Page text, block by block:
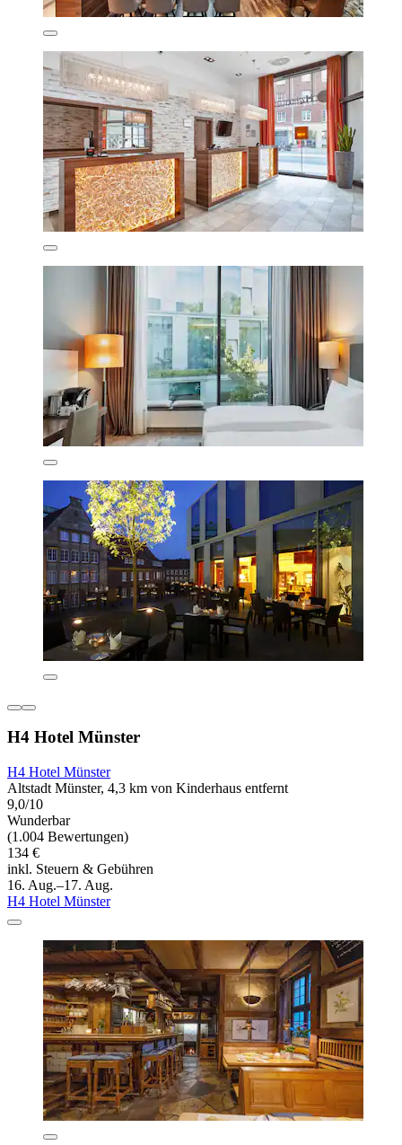
H4 Hotel Münster
H4 Hotel Münster
Altstadt Münster, 4,3 km von Kinderhaus entfernt
9,0/10
Wunderbar
(1.004 Bewertungen)
134 €
inkl. Steuern & Gebühren
16. Aug.–17. Aug.
H4 Hotel Münster